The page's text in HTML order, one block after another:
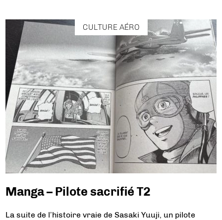
CULTURE AÉRO
Manga – Pilote sacrifié T2
La suite de l’histoire vraie de Sasaki Yuuji, un pilote